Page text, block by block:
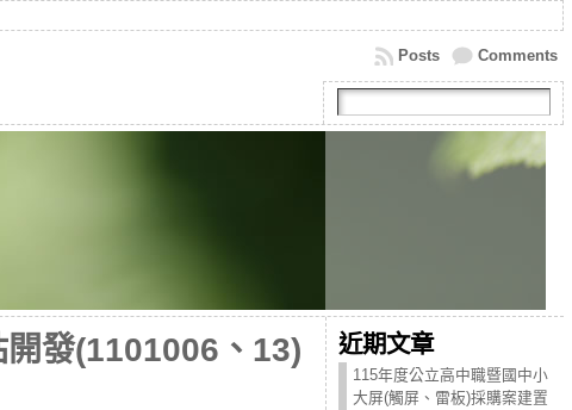
Comments
Posts
發(1101006、13) 近期文章
115年度公立高中職暨國中小
大屏(觸屏、雷板)採購案建置